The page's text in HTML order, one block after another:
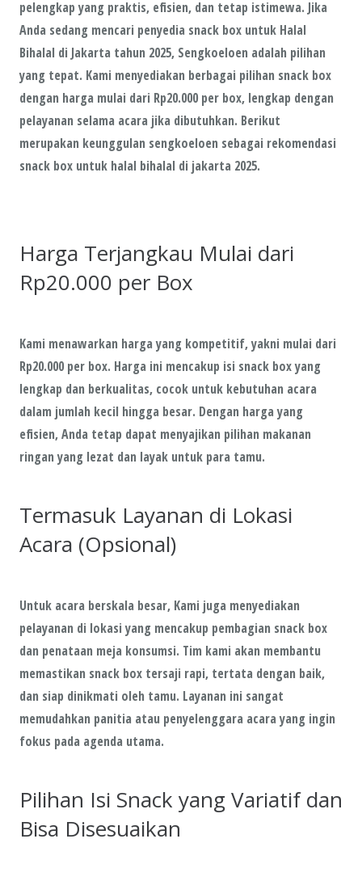
pelengkap yang praktis, efisien, dan tetap istimewa. Jika
Anda sedang mencari penyedia snack box untuk Halal
Bihalal di Jakarta tahun 2025, Sengkoeloen adalah pilihan
yang tepat. Kami menyediakan berbagai pilihan snack box
dengan harga mulai dari Rp20.000 per box, lengkap dengan
pelayanan selama acara jika dibutuhkan. Berikut
merupakan keunggulan sengkoeloen sebagai rekomendasi
snack box untuk halal bihalal di jakarta 2025.
Harga Terjangkau Mulai dari
Rp20.000 per Box
Kami menawarkan harga yang kompetitif, yakni mulai dari
Rp20.000 per box. Harga ini mencakup isi snack box yang
lengkap dan berkualitas, cocok untuk kebutuhan acara
dalam jumlah kecil hingga besar. Dengan harga yang
efisien, Anda tetap dapat menyajikan pilihan makanan
ringan yang lezat dan layak untuk para tamu.
Termasuk Layanan di Lokasi
Acara (Opsional)
Untuk acara berskala besar, Kami juga menyediakan
pelayanan di lokasi yang mencakup pembagian snack box
dan penataan meja konsumsi. Tim kami akan membantu
memastikan snack box tersaji rapi, tertata dengan baik,
dan siap dinikmati oleh tamu. Layanan ini sangat
memudahkan panitia atau penyelenggara acara yang ingin
fokus pada agenda utama.
Pilihan Isi Snack yang Variatif dan
Bisa Disesuaikan